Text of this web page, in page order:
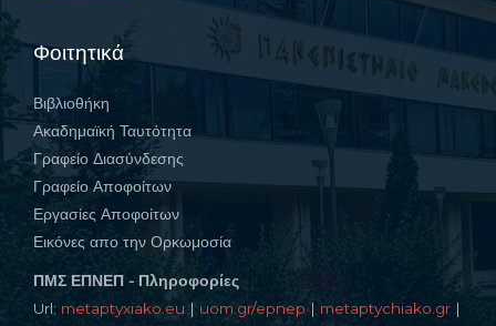
Φοιτητικά
Βιβλιοθήκη
Ακαδημαϊκή Ταυτότητα
Γραφείο Διασύνδεσης
Γραφείο Αποφοίτων
Εργασίες Αποφοίτων
Εικόνες απο την Ορκωμοσία
ΠΜΣ ΕΠΝΕΠ - Πληροφορίες
Url: metaptyxiako.eu | uom.gr/epnep | metaptychiako.gr |